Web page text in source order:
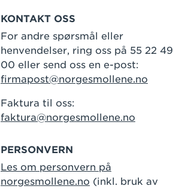
KONTAKT OSS
For andre spørsmål eller
henvendelser, ring oss på 55 22 49
00 eller send oss en e-post:
firmapost@norgesmollene.no
Faktura til oss:
faktura@norgesmollene.no
PERSONVERN
Les om personvern på
norgesmollene.no (inkl. bruk av